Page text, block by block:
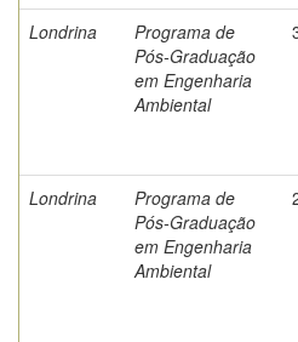
Londrina
Programa de
Pós-Graduação
em Engenharia
Ambiental
Londrina
Programa de
Pós-Graduação
em Engenharia
Ambiental